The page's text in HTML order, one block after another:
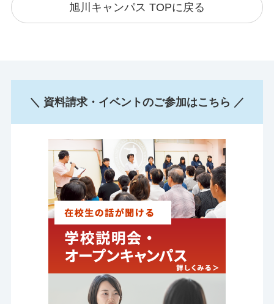
旭川キャンパス TOPに戻る
＼ 資料請求・イベントのご参加はこちら ／